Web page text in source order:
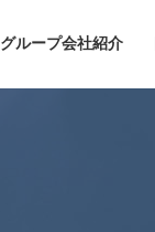
グループ会社紹介